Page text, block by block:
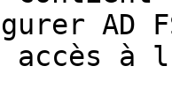
AD
à